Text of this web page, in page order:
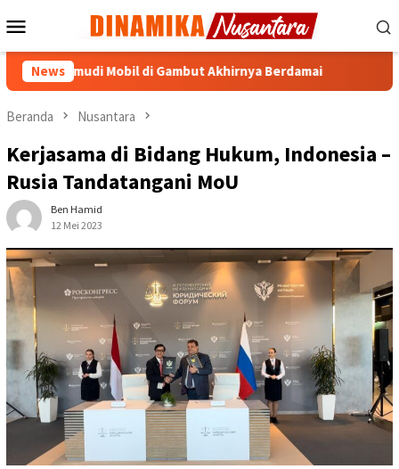
ke
Mobile
News Mobil di Gambut Akhirnya Berdamai
Beranda Nusantara
Kerjasama di Bidang Hukum, Indonesia –
Rusia Tandatangani MoU
Ben Hamid
12 Mei 2023